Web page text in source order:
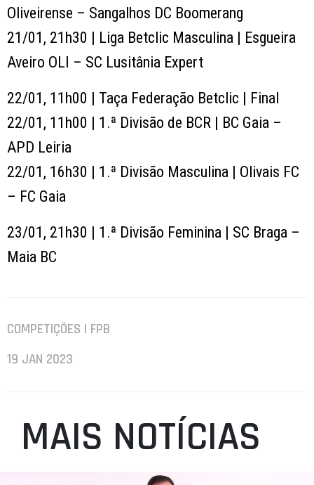
Oliveirense – Sangalhos DC Boomerang
21/01, 21h30 | Liga Betclic Masculina | Esgueira
Aveiro OLI – SC Lusitânia Expert
22/01, 11h00 | Taça Federação Betclic | Final
22/01, 11h00 | 1.ª Divisão de BCR | BC Gaia –
APD Leiria
22/01, 16h30 | 1.ª Divisão Masculina | Olivais FC
– FC Gaia
23/01, 21h30 | 1.ª Divisão Feminina | SC Braga –
Maia BC
COMPETIÇÕES | FPB
19 JAN 2023
MAIS NOTÍCIAS